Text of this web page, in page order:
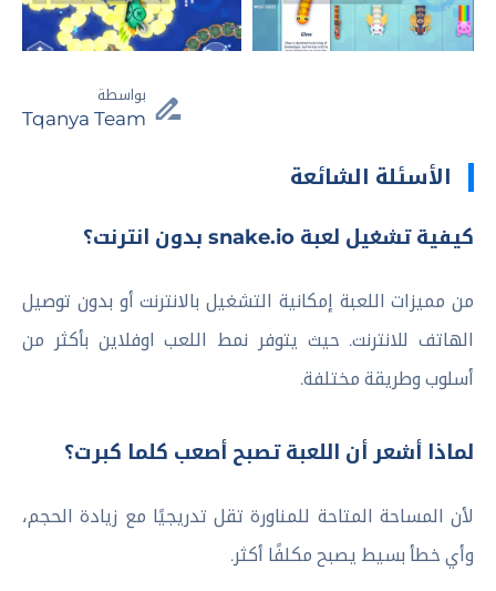
بواسطة
Tqanya Team
الأسئلة الشائعة
كيفية تشغيل لعبة snake.io بدون انترنت؟
من مميزات اللعبة إمكانية التشغيل بالانترنت أو بدون توصيل
الهاتف للانترنت. حيث يتوفر نمط اللعب اوفلاين بأكثر من
أسلوب وطريقة مختلفة.
لماذا أشعر أن اللعبة تصبح أصعب كلما كبرت؟
لأن المساحة المتاحة للمناورة تقل تدريجيًا مع زيادة الحجم،
وأي خطأ بسيط يصبح مكلفًا أكثر.